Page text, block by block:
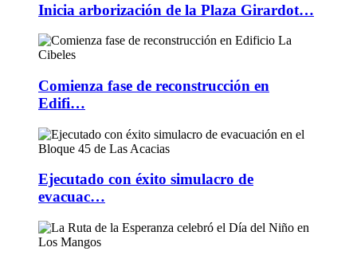
Inicia arborización de la Plaza Girardot…
Comienza fase de reconstrucción en
Edifi…
Ejecutado con éxito simulacro de
evacuac…